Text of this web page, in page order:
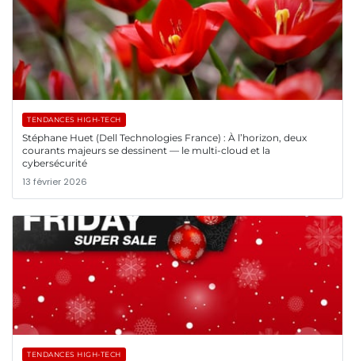
TENDANCES HIGH-TECH
Stéphane Huet (Dell Technologies France) : À l’horizon, deux
courants majeurs se dessinent — le multi-cloud et la
cybersécurité
13 février 2026
TENDANCES HIGH-TECH